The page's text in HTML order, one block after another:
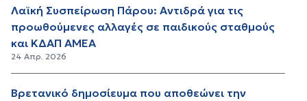
Λαϊκή Συσπείρωση Πάρου: Αντιδρά για τις
προωθούμενες αλλαγές σε παιδικούς σταθμούς
και ΚΔΑΠ ΑΜΕΑ
24 Απρ. 2026
Βρετανικό δημοσίευμα που αποθεώνει την